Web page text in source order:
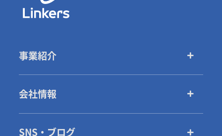
事業紹介
会社情報
SNS・ブログ